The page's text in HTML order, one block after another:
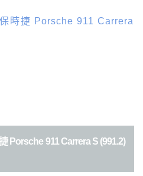
Porsche 911 Carrera S (991.2)